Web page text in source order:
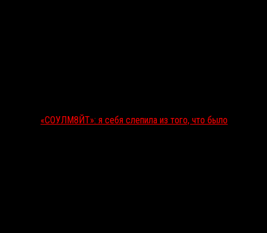
«СОУЛМ8ЙТ»: я себя слепила из того, что было